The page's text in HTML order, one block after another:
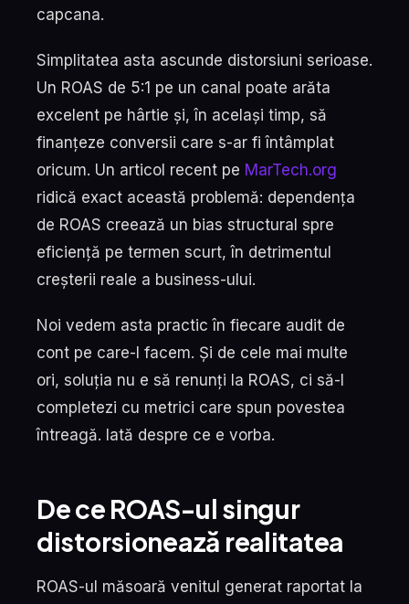
capcana.
Simplitatea asta ascunde distorsiuni serioase.
Un ROAS de 5:1 pe un canal poate arăta
excelent pe hârtie și, în același timp, să
finanțeze conversii care s-ar fi întâmplat
oricum. Un articol recent pe MarTech.org
ridică exact această problemă: dependența
de ROAS creează un bias structural spre
eficiență pe termen scurt, în detrimentul
creșterii reale a business-ului.
Noi vedem asta practic în fiecare audit de
cont pe care-l facem. Și de cele mai multe
ori, soluția nu e să renunți la ROAS, ci să-l
completezi cu metrici care spun povestea
întreagă. Iată despre ce e vorba.
De ce ROAS-ul singur
distorsionează realitatea
ROAS-ul măsoară venitul generat raportat la